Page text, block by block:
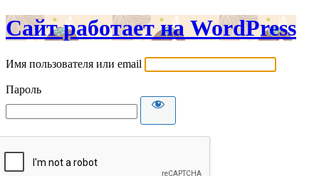
Сайт работает на WordPress
Имя пользователя или email
Пароль